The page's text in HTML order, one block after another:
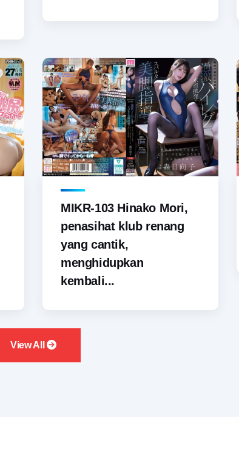
MIKR-103 Hinako Mori,
penasihat klub renang
yang cantik,
menghidupkan
kembali...
View All